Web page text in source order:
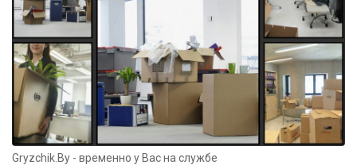
Gryzchik.By - временно у Вас на службе